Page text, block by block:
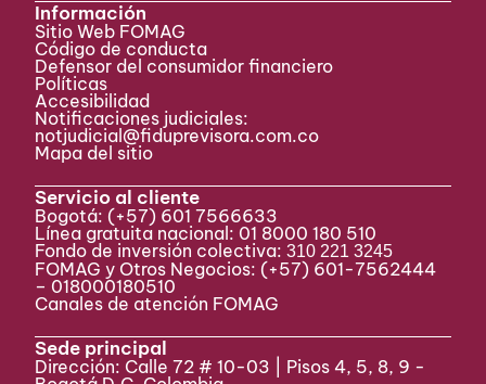
Información
Sitio Web FOMAG
Código de conducta
Defensor del consumidor financiero
Políticas
Accesibilidad
Notificaciones judiciales:
notjudicial@fiduprevisora.com.co
Mapa del sitio
Servicio al cliente
Bogotá: (+57) 601 7566633
Línea gratuita nacional: 01 8000 180 510
Fondo de inversión colectiva:310 221 3245
FOMAG y Otros Negocios: (+57) 601-7562444
– 018000180510
Canales de atención FOMAG
Sede principal
Dirección: Calle 72 # 10-03 | Pisos 4, 5, 8, 9 -